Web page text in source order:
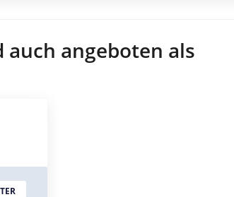
auch angeboten als